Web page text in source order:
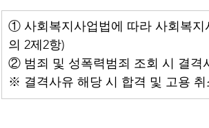
① 사회복지사업법에 따라 사회복지
의 2제2항)
② 범죄 및 성폭력범죄 조회 시 결격
※ 결격사유 해당 시 합격 및 고용 취